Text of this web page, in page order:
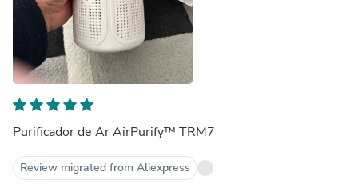
Purificador de Ar AirPurify™ TRM7
Review migrated from Aliexpress